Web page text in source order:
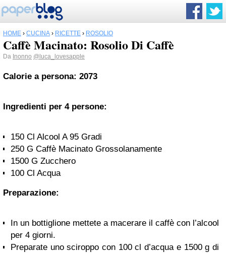
HOME › CUCINA › RICETTE › ROSOLIO
Caffè Macinato: Rosolio Di Caffè
Da Inonno @luca_lovesapple
Calorie a persona: 2073
Ingredienti per 4 persone:
150 Cl Alcool A 95 Gradi
250 G Caffè Macinato Grossolanamente
1500 G Zucchero
100 Cl Acqua
Preparazione:
In un bottiglione mettete a macerare il caffè con l’alcool
per 4 giorni.
Preparate uno sciroppo con 100 cl d’acqua e 1500 g di